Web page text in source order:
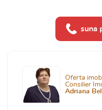
suna
Oferta
Consilier
Adriana